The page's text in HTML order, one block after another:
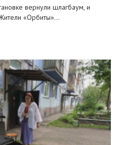
вернули шлагбаум, и
«Орбиты»…